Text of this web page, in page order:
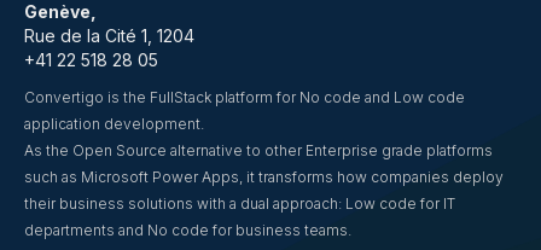
Genève,
Rue de la Cité 1, 1204
+41 22 518 28 05
Convertigo is the FullStack platform for No code and Low code
application development.
As the Open Source alternative to other Enterprise grade platforms
such as Microsoft Power Apps, it transforms how companies deploy
their business solutions with a dual approach: Low code for IT
departments and No code for business teams.